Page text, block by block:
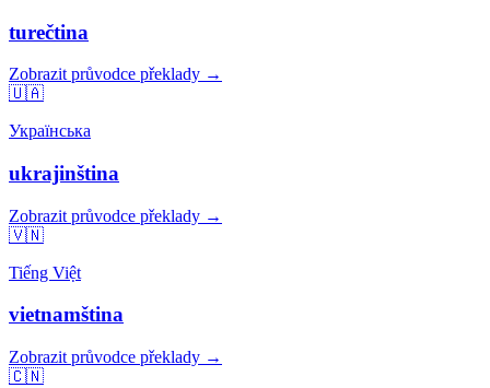
turečtina
Zobrazit průvodce překlady →
🇺🇦
Українська
ukrajinština
Zobrazit průvodce překlady →
🇻🇳
Tiếng Việt
vietnamština
Zobrazit průvodce překlady →
🇨🇳